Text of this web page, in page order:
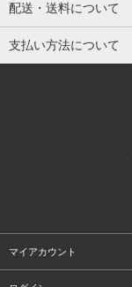
配送・送料について
支払い方法について
マイアカウント